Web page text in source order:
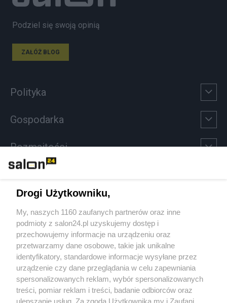
Podziel się swoją opinią
ZAŁÓŻ BLOG
Polityka
Gospodarka
Rozmaitości
Sport
Społeczeństwo
Kultura
Drogi Użytkowniku,
My, naszych 1160 zaufanych partnerów oraz inne
podmioty z salon24.pl uzyskujemy dostęp i
przechowujemy informacje na urządzeniu oraz
przetwarzamy dane osobowe, takie jak unikalne
identyfikatory, standardowe informacje wysyłane przez
urządzenie czy dane przeglądania w celu zapewniania
spersonalizowanych reklam, wybór spersonalizowanych
treści, pomiar reklam i treści, badanie odbiorców oraz
ulepszanie usług. Za zgodą Użytkownika my i Zaufani